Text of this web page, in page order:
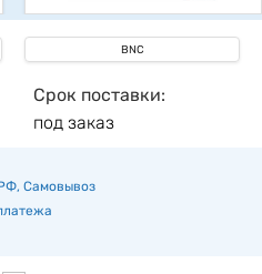
BNC
Срок поставки:
под заказ
Самовывоз